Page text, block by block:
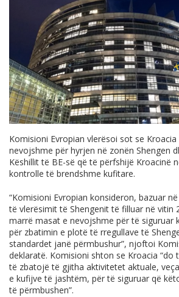
Komisioni Evropian vlerësoi sot se
nevojshme për hyrjen në zonën Shengen
Këshillit të BE-së që të përfshijë Kroacinë
kontrolle të brendshme kufitare.
“Komisioni Evropian konsideron, bazuar
të vlerësimit të Shengenit të filluar në vitin
marrë masat e nevojshme për të siguruar
për zbatimin e plotë të rregullave të
standardet janë përmbushur”, njoftoi
deklaratë. Komisioni shton se Kroacia “do
të zbatojë të gjitha aktivitetet aktuale,
e kufijve të jashtëm, për të siguruar që
të përmbushen”.